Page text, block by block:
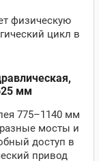
физическую
цикл в
мм
775–1140 мм
мосты и
доступ в
привод